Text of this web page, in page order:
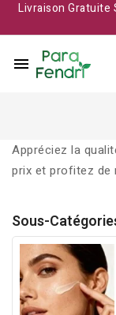
Livraison Gratuite
menu
Appréciez la
prix et profitez de
Sous-